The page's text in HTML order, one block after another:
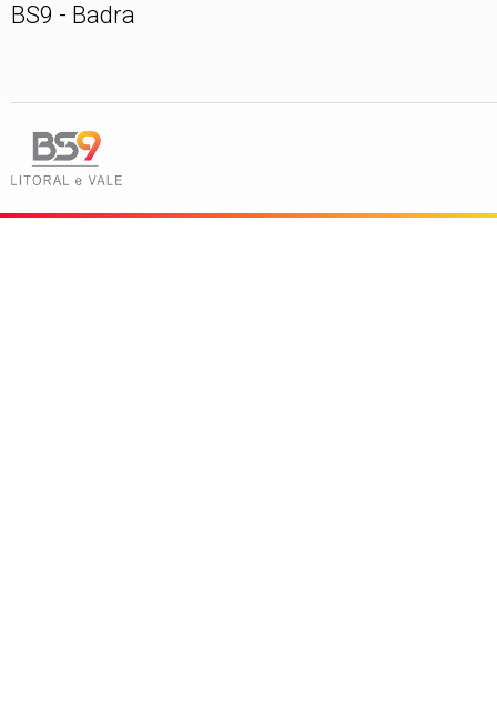
BS9 - Badra